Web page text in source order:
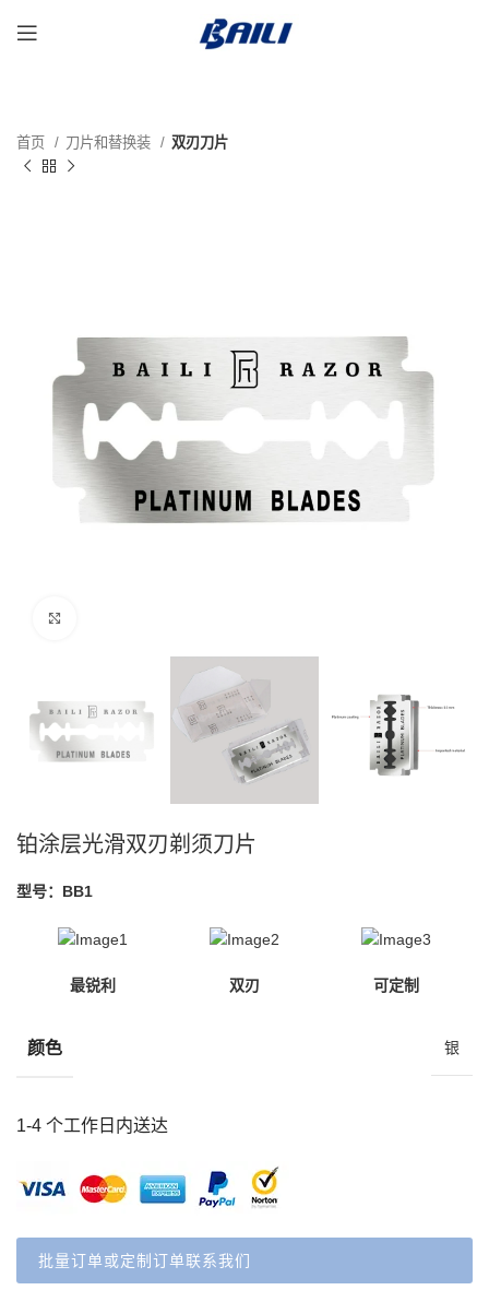
首页 刀片和替换装 双刃刀片
铂涂层光滑双刃剃须刀片
型号：BB1
最锐利 双刃 可定制
颜色 银
1-4 个工作日内送达
批量订单或定制订单联系我们